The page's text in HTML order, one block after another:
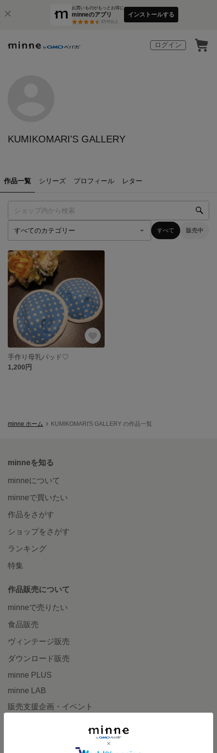
お買いものがもっとお得に
minneのアプリ
3万件以上
インストールする
ログイン
KUMIKOMARI'S GALLERY
作品一覧 シリーズ プロフィール レター
すべて 販売中
手作り母乳パッド♡
1,200円
minne ホーム KUMIKOMARI'S GALLERY の作品一覧
minneを知る
minneについて
minneで買いたい
作品をさがす
ショップをさがす
ランキング
特集
作品販売について
minneで売りたい
食品販売
ヴィンテージ販売
ダウンロード販売
minne PLUS
minne LAB
販売支援企画・イベント
minneとものづくりと